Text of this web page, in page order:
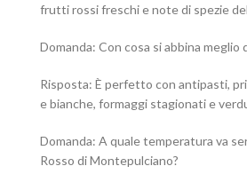
frutti rossi freschi e note di spezie
Domanda: Con cosa si abbina meglio
Risposta: È perfetto con antipasti,
e bianche, formaggi stagionati e
Domanda: A quale temperatura va
Rosso di Montepulciano?